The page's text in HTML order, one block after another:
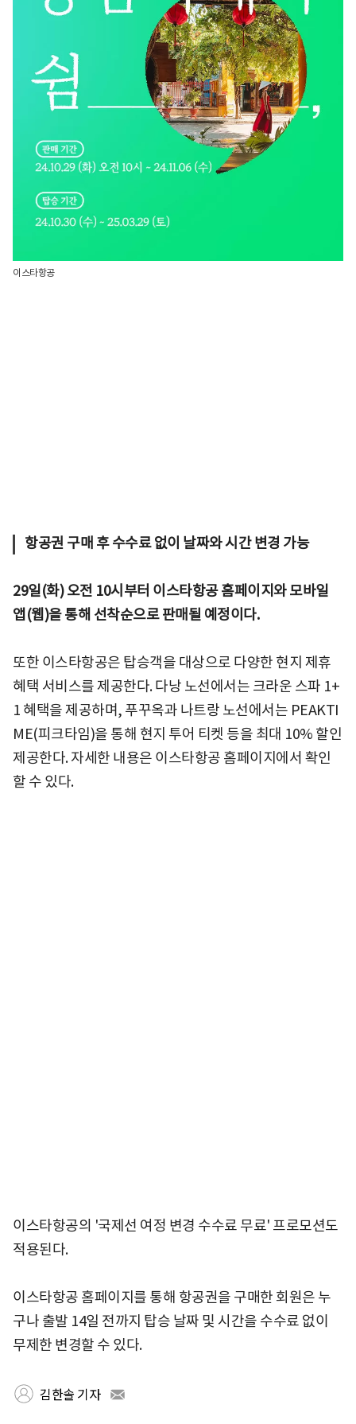
이스타항공
항공권 구매 후 수수료 없이 날짜와 시간 변경 가능
29일(화) 오전 10시부터 이스타항공 홈페이지와 모바일
앱(웹)을 통해 선착순으로 판매될 예정이다.
또한 이스타항공은 탑승객을 대상으로 다양한 현지 제휴
혜택 서비스를 제공한다. 다낭 노선에서는 크라운 스파 1+
1 혜택을 제공하며, 푸꾸옥과 나트랑 노선에서는 PEAKTI
ME(피크타임)을 통해 현지 투어 티켓 등을 최대 10% 할인
제공한다. 자세한 내용은 이스타항공 홈페이지에서 확인
할 수 있다.
이스타항공의 '국제선 여정 변경 수수료 무료' 프로모션도
적용된다.
이스타항공 홈페이지를 통해 항공권을 구매한 회원은 누
구나 출발 14일 전까지 탑승 날짜 및 시간을 수수료 없이
무제한 변경할 수 있다.
김한솔 기자